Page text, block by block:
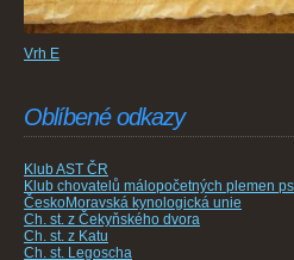
Vrh E
Oblíbené odkazy
Klub AST ČR
Klub chovatelů málopočetných plemen
ČeskoMoravská kynologická unie
Ch. st. z Čekyňského dvora
Ch. st. z Katu
Ch. st. Legoscha